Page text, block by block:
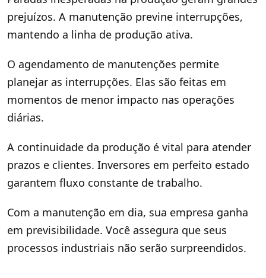
prejuízos. A manutenção previne interrupções,
mantendo a linha de produção ativa.
O agendamento de manutenções permite
planejar as interrupções. Elas são feitas em
momentos de menor impacto nas operações
diárias.
A continuidade da produção é vital para atender
prazos e clientes. Inversores em perfeito estado
garantem fluxo constante de trabalho.
Com a manutenção em dia, sua empresa ganha
em previsibilidade. Você assegura que seus
processos industriais não serão surpreendidos.